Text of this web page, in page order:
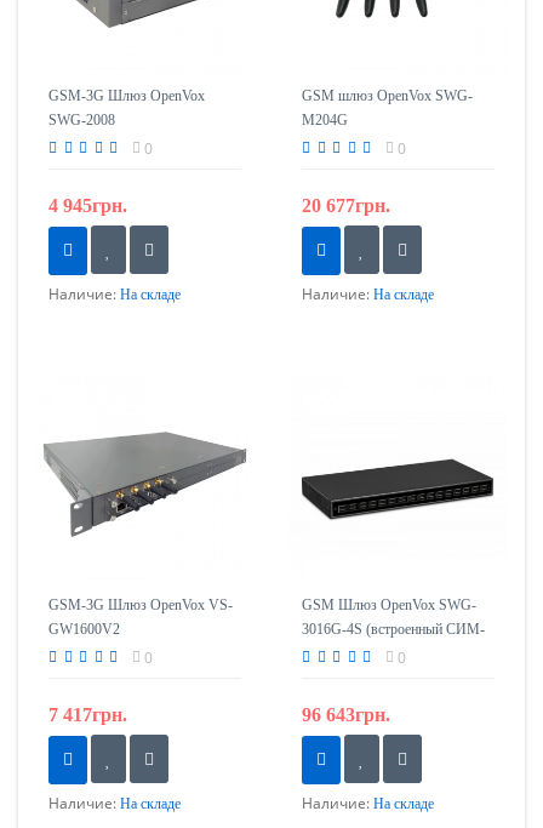
GSM-3G Шлюз OpenVox
SWG-2008
0
4 945грн.
Наличие: На складе
GSM шлюз OpenVox SWG-
M204G
0
20 677грн.
Наличие: На складе
GSM-3G Шлюз OpenVox VS-
GW1600V2
0
7 417грн.
Наличие: На складе
GSM Шлюз OpenVox SWG-
3016G-4S (встроенный СИМ-
Банк 64)
0
96 643грн.
Наличие: На складе